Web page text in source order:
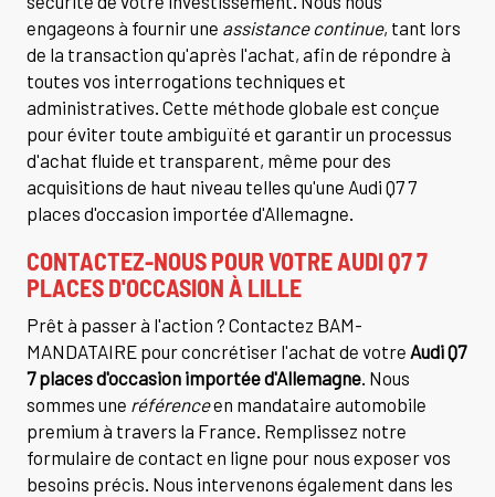
engageons à fournir une assistance continue, tant lors
de la transaction qu'après l'achat, afin de répondre à
toutes vos interrogations techniques et
administratives. Cette méthode globale est conçue
pour éviter toute ambiguïté et garantir un processus
d'achat fluide et transparent, même pour des
acquisitions de haut niveau telles qu'une Audi Q7 7
places d'occasion importée d'Allemagne.
CONTACTEZ-NOUS POUR VOTREAUDI Q7 7
PLACES D'OCCASION À LILLE
Prêt à passer à l'action ? Contactez BAM-
MANDATAIRE pour concrétiser l'achat de votre Audi Q7
7 places d'occasion importée d'Allemagne. Nous
sommes une référenceen mandataire automobile
premium à travers la France. Remplissez notre
formulaire de contact en ligne pour nous exposer vos
besoins précis. Nous intervenons également dans les